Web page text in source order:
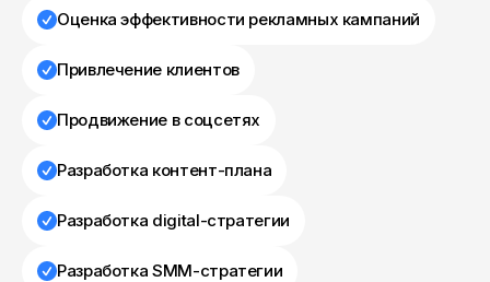
Оценка эффективности рекламных кампаний
Привлечение клиентов
Продвижение в соцсетях
Разработка контент-плана
Разработка digital-стратегии
Разработка SMM-стратегии